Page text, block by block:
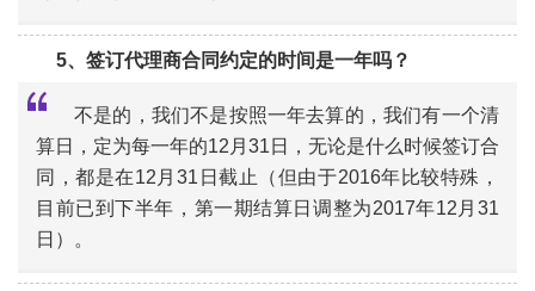
5、签订代理商合同约定的时间是一年吗？
不是的，我们不是按照一年去算的，我们有一个清
算日，定为每一年的12月31日，无论是什么时候签订合
同，都是在12月31日截止（但由于2016年比较特殊，
目前已到下半年，第一期结算日调整为2017年12月31
日）。